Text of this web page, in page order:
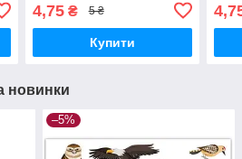
4,75₴ 5 ₴
Купити
новинки
–5%